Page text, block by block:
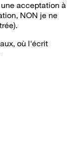
acceptation à
NON je ne
où l'écrit